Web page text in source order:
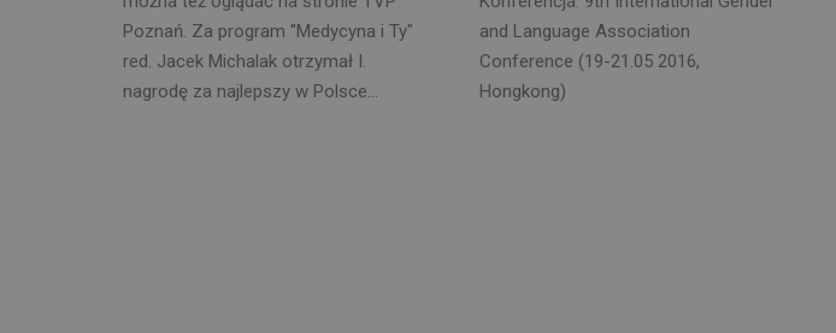
Poznań. Za program "Medycyna i Ty"
red. Jacek Michalak otrzymał I.
nagrodę za najlepszy w Polsce...
and Language Association
Conference (19-21.05 2016,
Hongkong)